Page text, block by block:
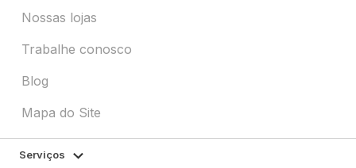
Nossas lojas
Trabalhe conosco
Blog
Mapa do Site
Serviços